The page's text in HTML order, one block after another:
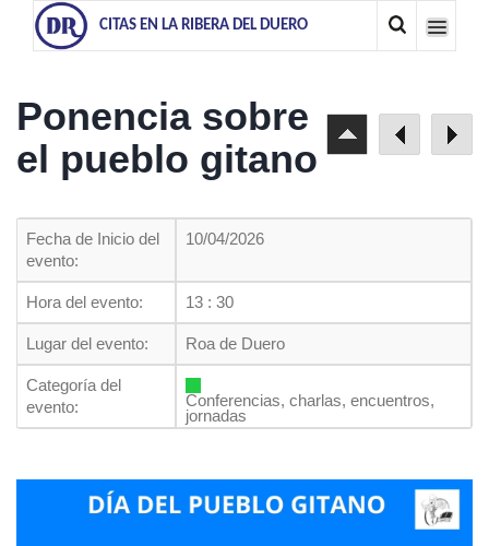
CITAS EN LA RIBERA DEL DUERO
Ponencia sobre
el pueblo gitano
Fecha de Inicio del
evento:
10/04/2026
Hora del evento: 13 : 30
Lugar del evento: Roa de Duero
Categoría del
evento:
Conferencias, charlas, encuentros,
jornadas